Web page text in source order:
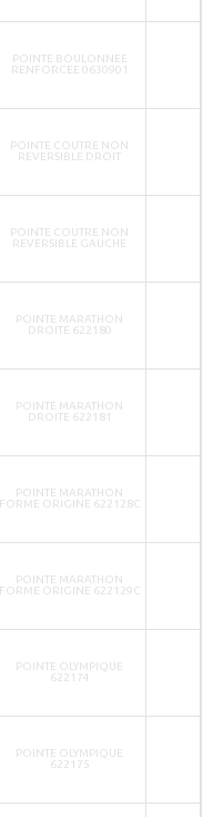
POINTE BOULONNEE
RENFORCEE 0630901
POINTE COUTRE NON
REVERSIBLE DROIT
POINTE COUTRE NON
REVERSIBLE GAUCHE
POINTE MARATHON
DROITE 622180
POINTE MARATHON
DROITE 622181
POINTE MARATHON
FORME ORIGINE 622128C
POINTE MARATHON
FORME ORIGINE 622129C
POINTE OLYMPIQUE
622174
POINTE OLYMPIQUE
622175